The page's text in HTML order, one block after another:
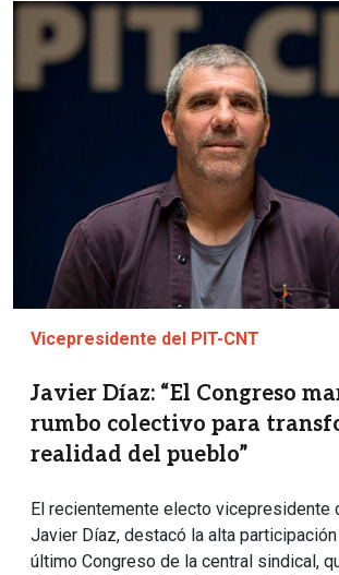
Imagen
Vicepresidente del PIT-CNT
Javier Díaz: “El Congreso
rumbo colectivo para
realidad del pueblo”
El recientemente electo vicepresidente
Javier Díaz, destacó la alta
último Congreso de la central sindical,